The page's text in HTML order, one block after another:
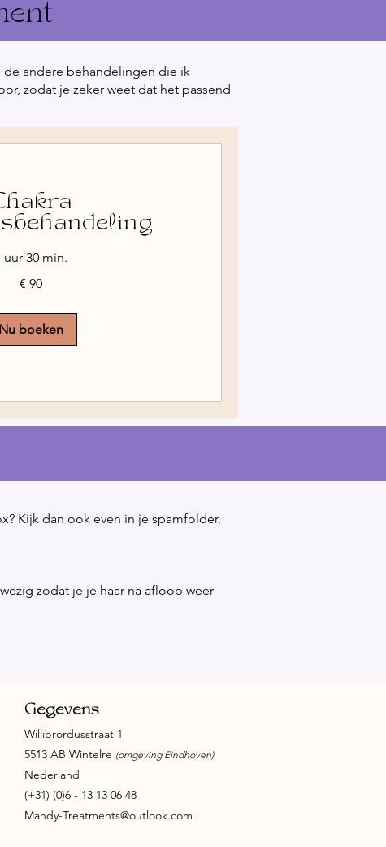
andere behandelingen die ik
zodat je zeker weet dat het passend
uur 30 min.
€ 90
Nu boeken
Kijk dan ook even in je spamfolder.
zodat je je haar na afloop weer
Gegevens
Willibrordusstraat 1
5513 AB Wintelre (omgeving Eindhoven)
Nederland
(+31) (0)6 - 13 13 06 48
Mandy-Treatments@outlook.com